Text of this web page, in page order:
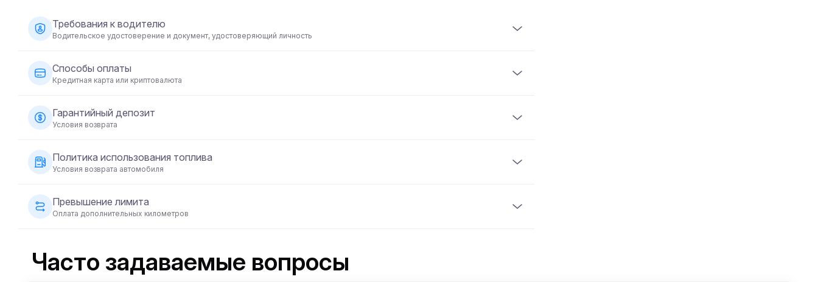
Требования к водителю
Водительское удостоверение и документ, удостоверяющий личность
Возраст от 23 лет, действующее водительское удостоверение, документ, удостоверяющий личность,
для некоторых автомобилей - не менее 2 лет водительского стажа.
Способы оплаты
Кредитная карта или криптовалюта
Оплату за аренду автомобиля можно осуществить с помощью кредитной карты или криптовалюты. При
бронировании оплата производится в полном размере для подтверждения вашей брони.
Гарантийный депозит
Условия возврата
Перед передачей автомобиля требуется внесение гарантийного депозита. Сумма депозита зависит от
автомобиля и возвращается в течение 5-10 рабочих дней после возврата автомобиля в надлежащем
состоянии.
Политика использования топлива
Условия возврата автомобиля
Автомобиль должен быть возвращен с тем же уровнем топлива, что и при получении.
Превышение лимита
Оплата дополнительных километров
Часто задаваемые вопросы